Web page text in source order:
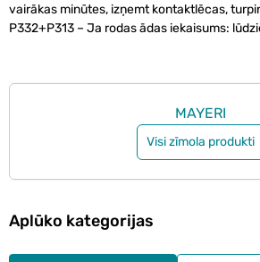
vairākas minūtes, izņemt kontaktlēcas,
P332+P313 – Ja rodas ādas iekaisums:
MAYERI
Visi zīmola produkti
Aplūko kategorijas